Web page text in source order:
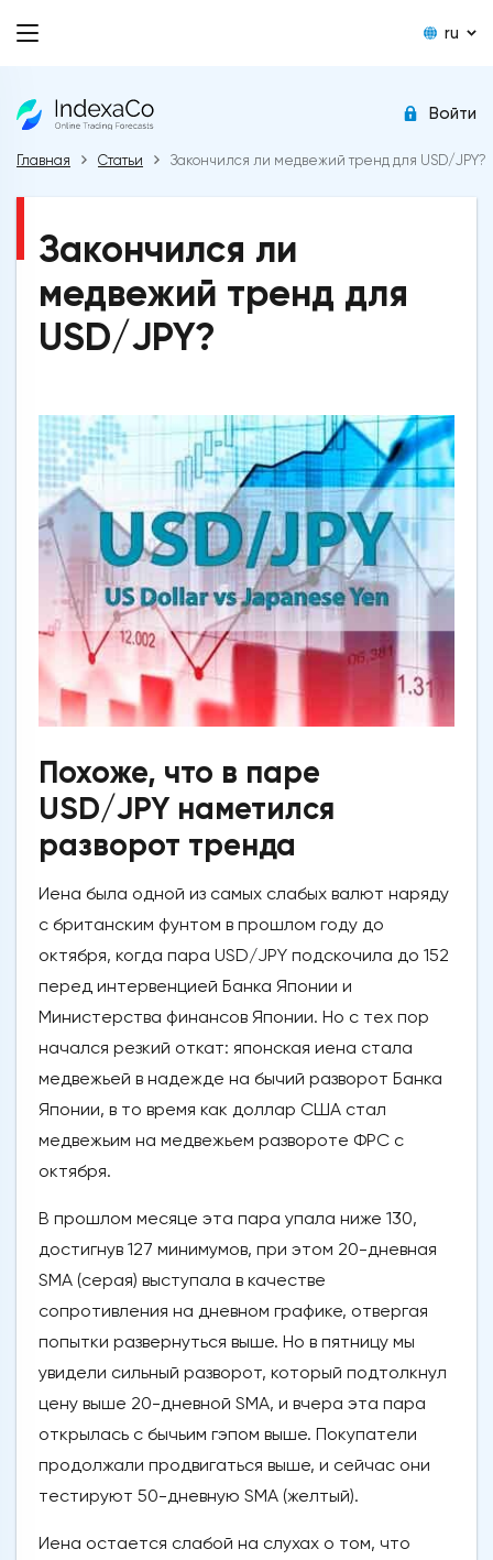
ru
Войти
Главная Статьи Закончился ли медвежий тренд для USD/JPY?
Закончился ли
медвежий тренд для
USD/JPY?
Похоже, что в паре
USD/JPY наметился
разворот тренда
Иена была одной из самых слабых валют наряду
с британским фунтом в прошлом году до
октября, когда пара USD/JPY подскочила до 152
перед интервенцией Банка Японии и
Министерства финансов Японии. Но с тех пор
начался резкий откат: японская иена стала
медвежьей в надежде на бычий разворот Банка
Японии, в то время как доллар США стал
медвежьим на медвежьем развороте ФРС с
октября.
В прошлом месяце эта пара упала ниже 130,
достигнув 127 минимумов, при этом 20-дневная
SMA (серая) выступала в качестве
сопротивления на дневном графике, отвергая
попытки развернуться выше. Но в пятницу мы
увидели сильный разворот, который подтолкнул
цену выше 20-дневной SMA, и вчера эта пара
открылась с бычьим гэпом выше. Покупатели
продолжали продвигаться выше, и сейчас они
тестируют 50-дневную SMA (желтый).
Иена остается слабой на слухах о том, что